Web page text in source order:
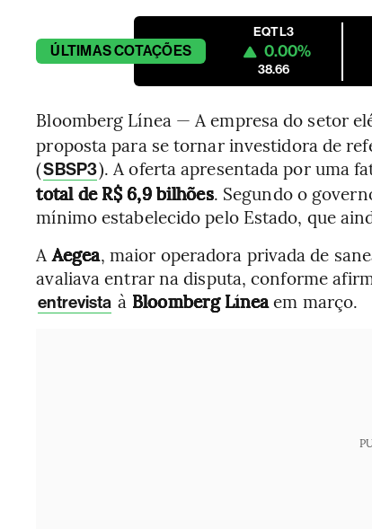
ÚLTIMASCOTAÇÕES
EQTL3
0.00%
38.66
Bloomberg Línea — A empresa do setor
proposta para se tornar investidora de
(SBSP3). A oferta apresentada por uma
total de R$ 6,9 bilhões. Segundo o
mínimo estabelecido pelo Estado, que
AAegea, maior operadora privada de
avaliava entrar na disputa, conforme
entrevista à Bloomberg Líneaem março.